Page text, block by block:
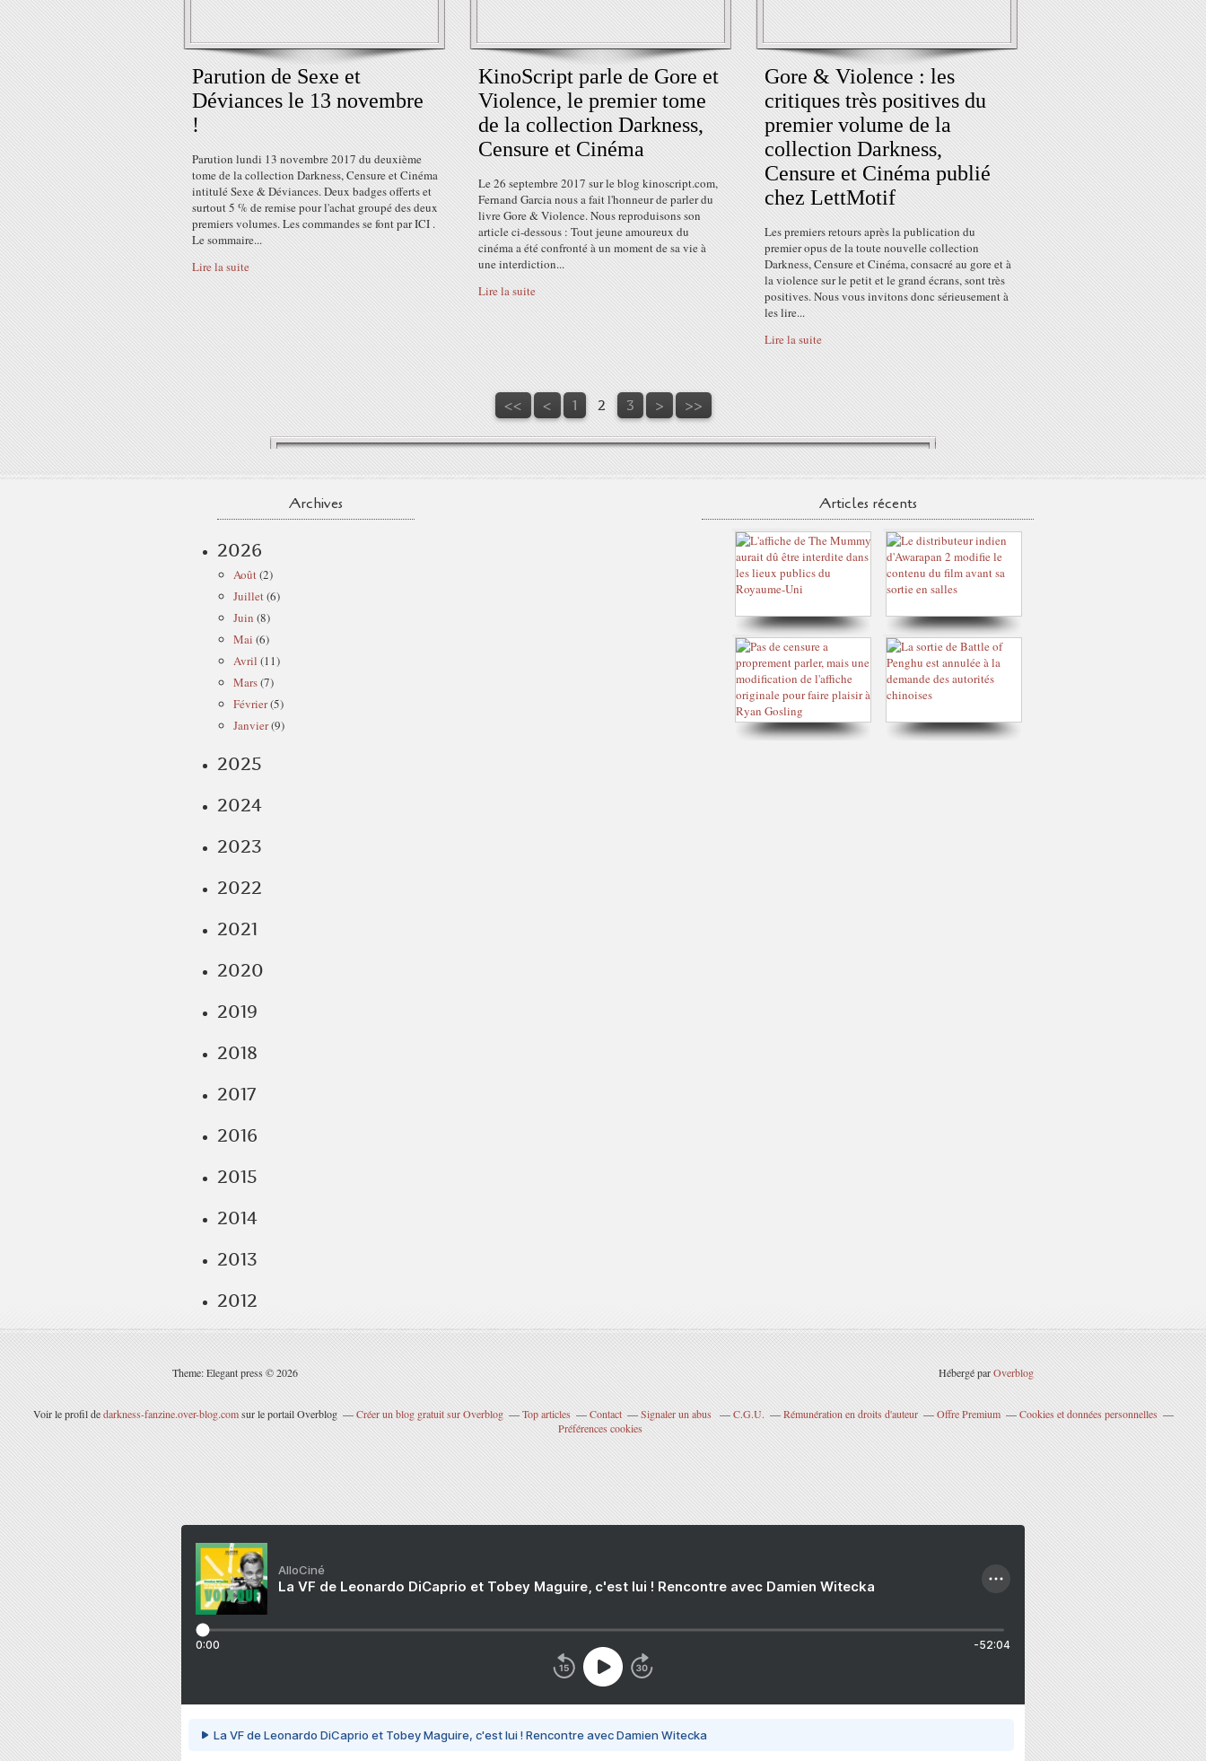
Parution de Sexe et
Déviances le 13 novembre
!
Parution lundi 13 novembre 2017 du deuxième
tome de la collection Darkness, Censure et Cinéma
intitulé Sexe & Déviances. Deux badges offerts et
surtout 5 % de remise pour l'achat groupé des deux
premiers volumes. Les commandes se font par ICI .
Le sommaire...
Lire la suite
KinoScript parle de Gore et
Violence, le premier tome
de la collection Darkness,
Censure et Cinéma
Le 26 septembre 2017 sur le blog kinoscript.com,
Fernand Garcia nous a fait l'honneur de parler du
livre Gore & Violence. Nous reproduisons son
article ci-dessous : Tout jeune amoureux du
cinéma a été confronté à un moment de sa vie à
une interdiction...
Lire la suite
Gore & Violence : les
critiques très positives du
premier volume de la
collection Darkness,
Censure et Cinéma publié
chez LettMotif
Les premiers retours après la publication du
premier opus de la toute nouvelle collection
Darkness, Censure et Cinéma, consacré au gore et à
la violence sur le petit et le grand écrans, sont très
positives. Nous vous invitons donc sérieusement à
les lire...
Lire la suite
<< < 1 2 3 > >>
Archives
2026
Août(2)
Juillet(6)
Juin (8)
Mai (6)
Avril (11)
Mars(7)
Février(5)
Janvier(9)
2025
2024
2023
2022
2021
2020
2019
2018
2017
2016
2015
2014
2013
2012
Articles récents
Theme: Elegant press © 2026 Hébergé parOverblog
Voir le profil dedarkness-fanzine.over-blog.comsur le portail Overblog Créer un blog gratuit sur Overblog Top articles Contact Signaler un abus C.G.U. Rémunération en droits d'auteur Offre Premium
Cookies et données personnelles
Préférences cookies
AlloCiné
La VF de Leonardo DiCaprio et Tobey Maguire, c'est lui ! Rencontre avec Damien Witecka
0:00 -52:04
La VF de Leonardo DiCaprio et Tobey Maguire, c'est lui ! Rencontre avec Damien Witecka